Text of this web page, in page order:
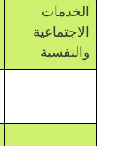
الخدمات
الاجتماعية
والنفسية